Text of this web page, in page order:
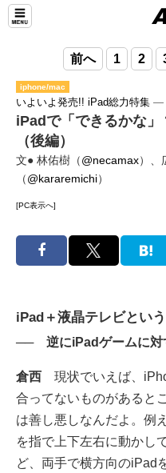
前へ 1 2
iphone/mac
いよいよ発売!! iPad総力特集 ―
iPadで「できるかな
（後編）
文● 林佑樹（@necamax）
（@kararemichi）
[PC表示へ]
iPad＋液晶テレビとい
── 逆にiPadゲームに対
倉西 現状でいえば、
合ってないものがあると
は善し悪しなんだよ。例
を指で上下左右に動かし
ど、両手で横方向のiPad